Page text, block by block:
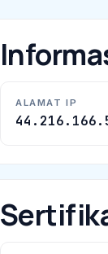
ALAMAT IP